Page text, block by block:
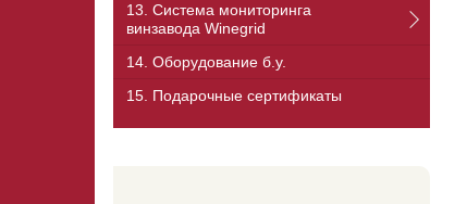
13. Cистема мониторинга
винзавода Winegrid
14. Оборудование б.у.
15. Подарочные сертификаты